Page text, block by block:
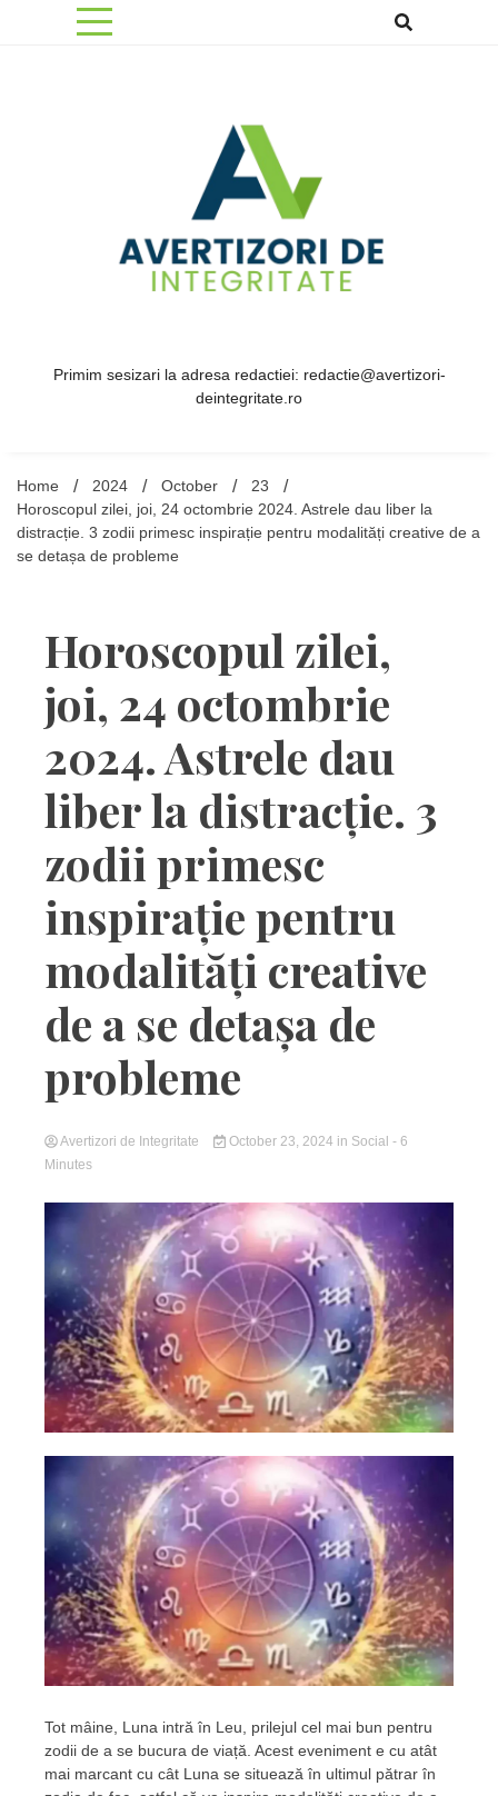
Primim sesizari la adresa redactiei: redactie@avertizori-
deintegritate.ro
Home 2024 October
23
Horoscopul zilei, joi, 24 octombrie 2024. Astrele dau liber la
distracție. 3 zodii primesc inspirație pentru modalități creative de a
se detașa de probleme
Horoscopul zilei,
joi, 24 octombrie
2024. Astrele dau
liber la distracție. 3
zodii primesc
inspirație pentru
modalități creative
de a se detașa de
probleme
Avertizori de Integritate October 23, 2024 in Social - 6
Minutes
Tot mâine, Luna intră în Leu, prilejul cel mai bun pentru
zodii de a se bucura de viață. Acest eveniment e cu atât
mai marcant cu cât Luna se situează în ultimul pătrar în